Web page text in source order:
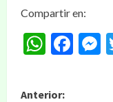
Compartir en:
Anterior: